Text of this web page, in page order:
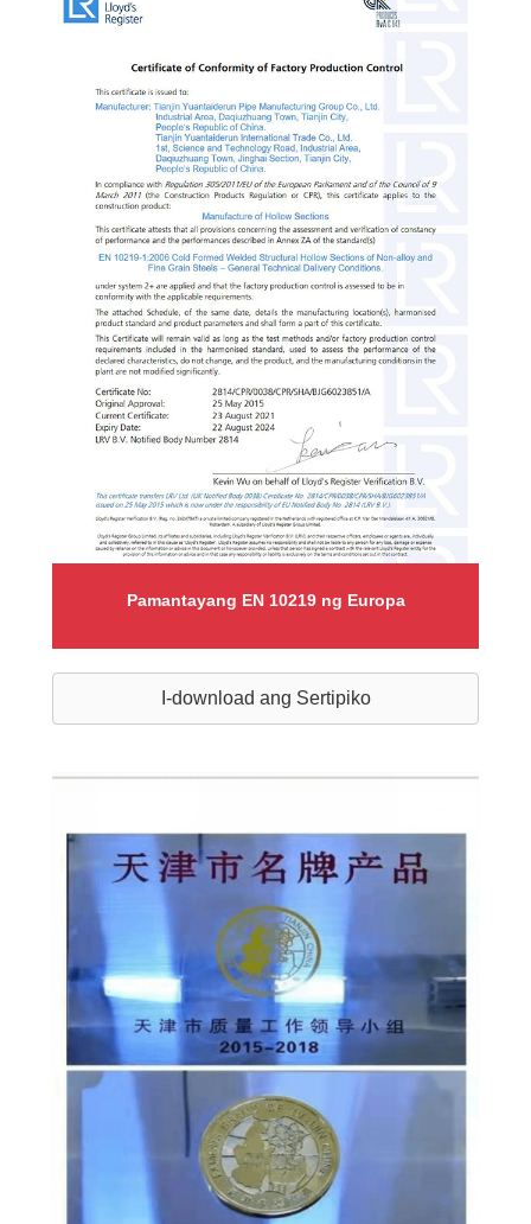
Pamantayang EN 10219 ng Europa
I-download ang Sertipiko